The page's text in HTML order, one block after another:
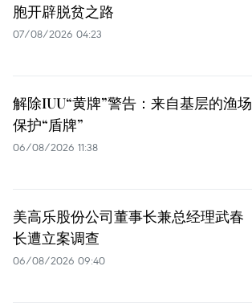
胞开辟脱贫之路
07/08/2026 04:23
解除IUU“黄牌”警告：来自基层的渔场
保护“盾牌”
06/08/2026 11:38
美高乐股份公司董事长兼总经理武春
长遭立案调查
06/08/2026 09:40